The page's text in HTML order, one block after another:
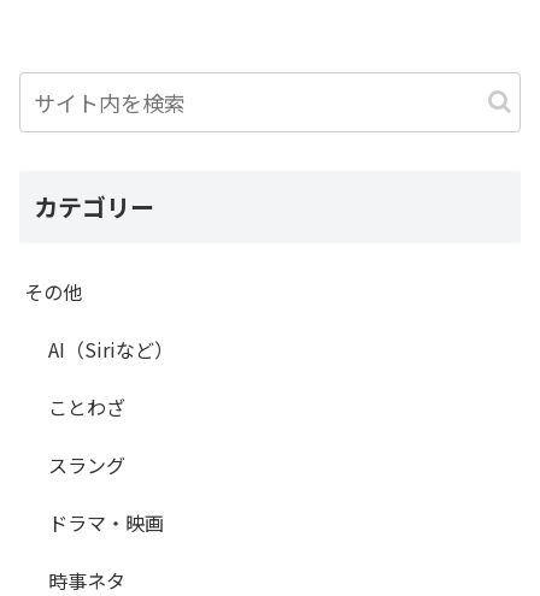
カテゴリー
その他
AI（Siriなど）
ことわざ
スラング
ドラマ・映画
時事ネタ